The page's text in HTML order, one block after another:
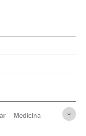
Medicina